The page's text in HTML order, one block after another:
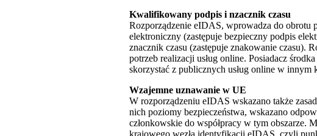
Kwalifikowany podpis i nzacznik czasu
Rozporządzenie eIDAS, wprowadza do
elektroniczny (zastępuje bezpieczny podpis
znacznik czasu (zastępuje znakowanie czasu).
potrzeb realizacji usług online. Posiadacz
skorzystać z publicznych usług online w
Wzajemne uznawanie w UE
W rozporządzeniu eIDAS wskazano także
nich poziomy bezpieczeństwa, wskazano
członkowskie do współpracy w tym obszarze.